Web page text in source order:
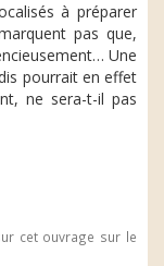
à préparer
pas que,
Une
pourrait en effet
ne sera-t-il pas
cet ouvrage sur le